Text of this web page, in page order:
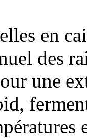
en
des
une